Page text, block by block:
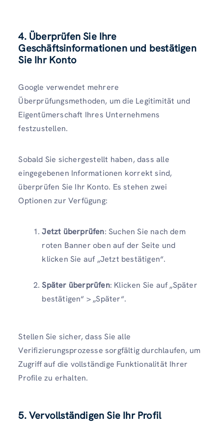
4. Überprüfen Sie Ihre
Geschäftsinformationen und bestätigen
Sie Ihr Konto
Google verwendet mehrere
Überprüfungsmethoden, um die Legitimität und
Eigentümerschaft Ihres Unternehmens
festzustellen.
Sobald Sie sichergestellt haben, dass alle
eingegebenen Informationen korrekt sind,
überprüfen Sie Ihr Konto. Es stehen zwei
Optionen zur Verfügung:
Jetzt überprüfen: Suchen Sie nach dem
roten Banner oben auf der Seite und
klicken Sie auf „Jetzt bestätigen“.
Später überprüfen: Klicken Sie auf „Später
bestätigen“ > „Später“.
Stellen Sie sicher, dass Sie alle
Verifizierungsprozesse sorgfältig durchlaufen, um
Zugriff auf die vollständige Funktionalität Ihrer
Profile zu erhalten.
5. Vervollständigen Sie Ihr Profil